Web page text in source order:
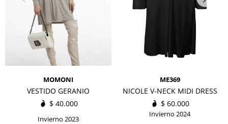
MOMONI
VESTIDO GERANIO
$ 40.000
Invierno 2023
ME369
NICOLE V-NECK MIDI DRESS
$ 60.000
Invierno 2024